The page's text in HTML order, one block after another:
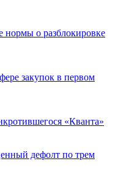
нормы о разблокировке
закупок в первом
«Кванта»
дефолт по трем